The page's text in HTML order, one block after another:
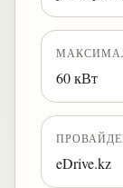
60 кВт
eDrive.kz